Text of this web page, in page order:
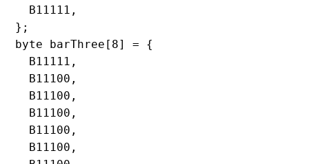
  B11111,
};
byte barThree[8] = {
  B11111,
  B11100,
  B11100,
  B11100,
  B11100,
  B11100,